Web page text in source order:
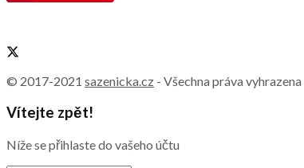
© 2017-2021 sazenicka.cz - Všechna práva vyhrazena
Vítejte zpět!
Níže se přihlaste do vašeho účtu